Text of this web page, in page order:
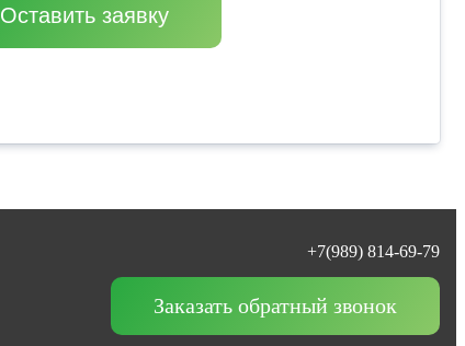
Оставить заявку
+7(989) 814-69-79
Заказать обратный звонок